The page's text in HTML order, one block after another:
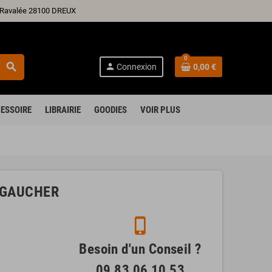
28100 DREUX
search person Connexion
0
0,00 €
LIBRAIRIE GOODIES VOIR PLUS
phone_iphone
Besoin d'un Conseil ?